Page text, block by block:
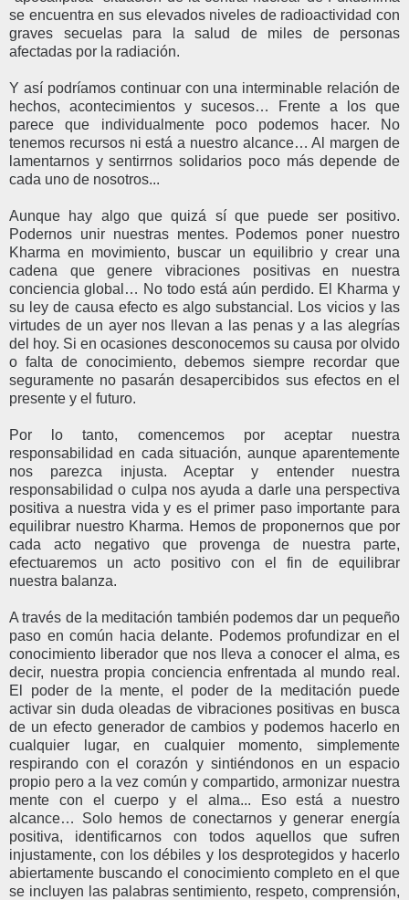
se encuentra en sus elevados niveles de radioactividad con
graves secuelas para la salud de miles de personas
afectadas por la radiación.
Y así podríamos continuar con una interminable relación de
hechos, acontecimientos y sucesos… Frente a los que
parece que individualmente poco podemos hacer. No
tenemos recursos ni está a nuestro alcance… Al margen de
lamentarnos y sentirrnos solidarios poco más depende de
cada uno de nosotros...
Aunque hay algo que quizá sí que puede ser positivo.
Podernos unir nuestras mentes. Podemos poner nuestro
Kharma en movimiento, buscar un equilibrio y crear una
cadena que genere vibraciones positivas en nuestra
conciencia global… No todo está aún perdido. El Kharma y
su ley de causa efecto es algo substancial. Los vicios y las
virtudes de un ayer nos llevan a las penas y a las alegrías
del hoy. Si en ocasiones desconocemos su causa por olvido
o falta de conocimiento, debemos siempre recordar que
seguramente no pasarán desapercibidos sus efectos en el
presente y el futuro.
Por lo tanto, comencemos por aceptar nuestra
responsabilidad en cada situación, aunque aparentemente
nos parezca injusta. Aceptar y entender nuestra
responsabilidad o culpa nos ayuda a darle una perspectiva
positiva a nuestra vida y es el primer paso importante para
equilibrar nuestro Kharma. Hemos de proponernos que por
cada acto negativo que provenga de nuestra parte,
efectuaremos un acto positivo con el fin de equilibrar
nuestra balanza.
A través de la meditación también podemos dar un pequeño
paso en común hacia delante. Podemos profundizar en el
conocimiento liberador que nos lleva a conocer el alma, es
decir, nuestra propia conciencia enfrentada al mundo real.
El poder de la mente, el poder de la meditación puede
activar sin duda oleadas de vibraciones positivas en busca
de un efecto generador de cambios y podemos hacerlo en
cualquier lugar, en cualquier momento, simplemente
respirando con el corazón y sintiéndonos en un espacio
propio pero a la vez común y compartido, armonizar nuestra
mente con el cuerpo y el alma... Eso está a nuestro
alcance… Solo hemos de conectarnos y generar energía
positiva, identificarnos con todos aquellos que sufren
injustamente, con los débiles y los desprotegidos y hacerlo
abiertamente buscando el conocimiento completo en el que
se incluyen las palabras sentimiento, respeto, comprensión,